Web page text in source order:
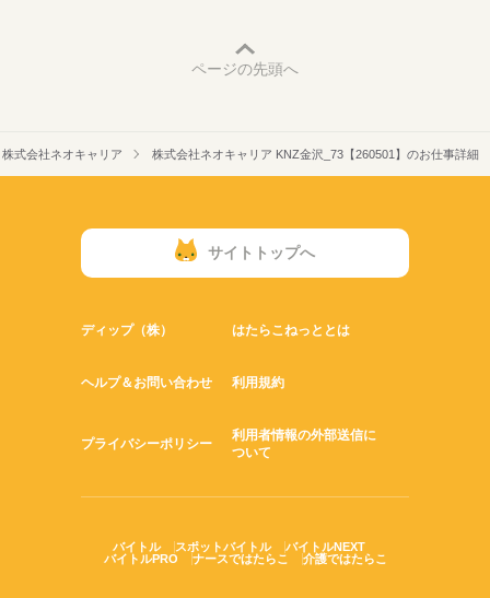
ページの先頭へ
株式会社ネオキャリア 株式会社ネオキャリア KNZ金沢_73【260501】のお仕事詳細
サイトトップへ
ディップ（株） はたらこねっととは
ヘルプ＆お問い合わせ 利用規約
プライバシーポリシー
利用者情報の外部送信に
ついて
バイトル スポットバイトル
バイトルNEXT
バイトルPRO
ナースではたらこ 介護ではたらこ